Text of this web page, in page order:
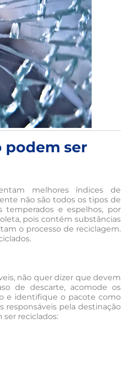
podem ser
melhores índices de
não são todos os tipos de
temperados e espelhos, por
pois contém substâncias
o processo de reciclagem.
não quer dizer que devem
de descarte, acomode os
e identifique o pacote como
responsáveis pela destinação
ser reciclados: